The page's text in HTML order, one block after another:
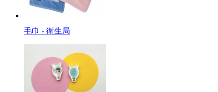
毛巾 - 衛生局